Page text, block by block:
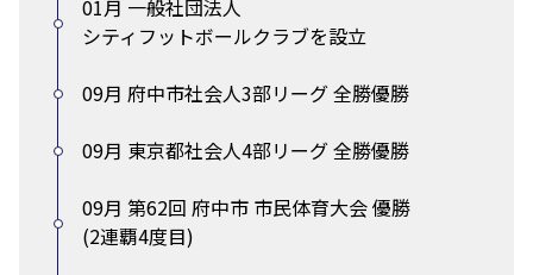
01月 一般社団法人
シティフットボールクラブを設立
09月 府中市社会人3部リーグ 全勝優勝
09月 東京都社会人4部リーグ 全勝優勝
09月 第62回 府中市 市民体育大会 優勝
(2連覇4度目)